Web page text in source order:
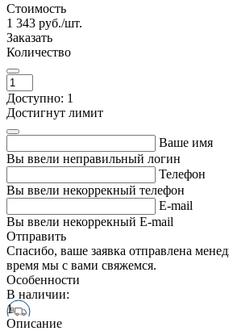
Стоимость
1 343 руб./шт.
Заказать
Количество
Доступно: 1
Достигнут лимит
Ваше имя
Вы ввели неправильный логин
Телефон
Вы ввели некоррекный телефон
E-mail
Вы ввели некоррекный E-mail
Отправить
Спасибо, ваше заявка отправлена
время мы с вами свяжемся.
Особенности
В наличии:
1
Описание